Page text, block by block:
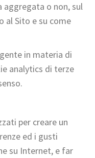
o non, sul
al Sito e su come
in materia di
analytics di terze
per creare un
ed i gusti
su Internet, e far